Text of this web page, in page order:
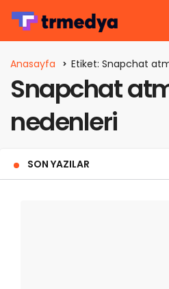
Anasayfa Etiket: Snapchat
Snapchat
nedenleri
SON YAZILAR